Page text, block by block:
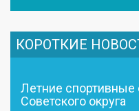
КОРОТКИЕ
Летние спортивные
Советского округа